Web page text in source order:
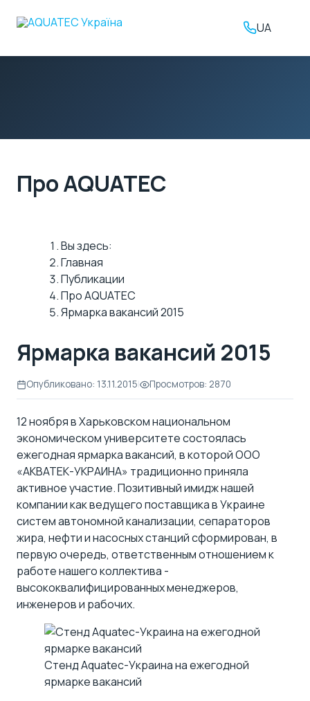
UA
Про AQUATEC
Вы здесь:
Главная
Публикации
Про AQUATEC
Ярмарка вакансий 2015
Ярмарка вакансий 2015
Опубликовано: 13.11.2015| Просмотров: 2870
12 ноября в Харьковском национальном
экономическом университете состоялась
ежегодная ярмарка вакансий, в которой ООО
«АКВАТЕК-УКРАИНА» традиционно приняла
активное участие. Позитивный имидж нашей
компании как ведущего поставщика в Украине
систем автономной канализации, сепараторов
жира, нефти и насосных станций сформирован, в
первую очередь, ответственным отношением к
работе нашего коллектива -
высококвалифицированных менеджеров,
инженеров и рабочих.
Стенд Aquatec-Украина на ежегодной
ярмарке вакансий